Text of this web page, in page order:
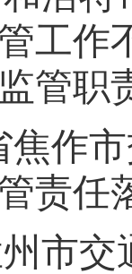
工作
管职
焦作
责任
市